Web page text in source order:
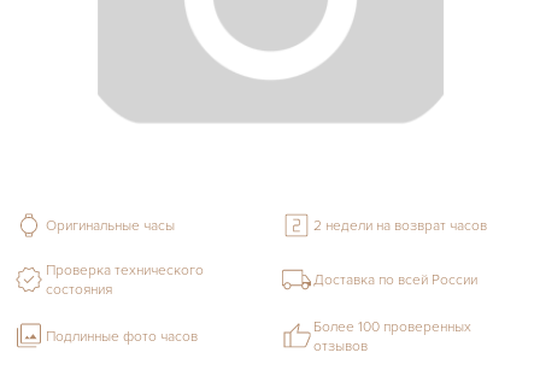
Оригинальные часы 2 недели на возврат часов
Проверка технического
состояния
Доставка по всей России
Подлинные фото часов
Более 100 проверенных
отзывов